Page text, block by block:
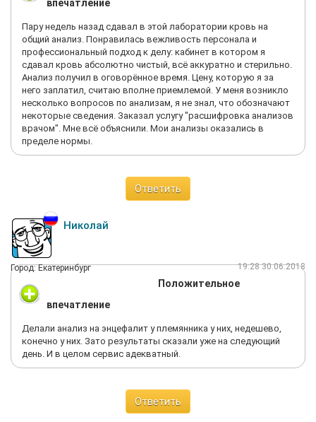
впечатление
Пару недель назад сдавал в этой лаборатории кровь на
общий анализ. Понравилась вежливость персонала и
профессиональный подход к делу: кабинет в котором я
сдавал кровь абсолютно чистый, всё аккуратно и стерильно.
Анализ получил в оговорённое время. Цену, которую я за
него заплатил, считаю вполне приемлемой. У меня возникло
несколько вопросов по анализам, я не знал, что обозначают
некоторые сведения. Заказал услугу "расшифровка анализов
врачом". Мне всё объяснили. Мои анализы оказались в
пределе нормы.
Ответить
Николай
Город: Екатеринбург 19:28 30.06.2018
Положительное
впечатление
Делали анализ на энцефалит у племянника у них, недешево,
конечно у них. Зато результаты сказали уже на следующий
день. И в целом сервис адекватный.
Ответить